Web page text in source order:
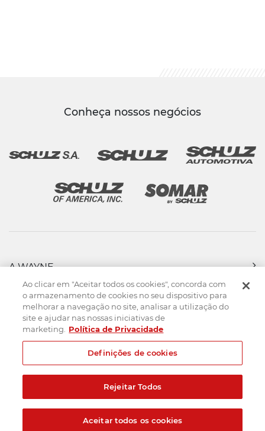
Conheça nossos negócios
A WAYNE
PRODUTOS
FORÇA DE VENDAS
ASSISTÊNCIA TÉCNICA
DOWNLOADS
CONTATO
Mapa do Site Termos de uso Política de privacidade
Created by
Ao clicar em "Aceitar todos os cookies", concorda com
o armazenamento de cookies no seu dispositivo para
melhorar a navegação no site, analisar a utilização do
site e ajudar nas nossas iniciativas de
marketing.
Política de Privacidade
Definições de cookies
Rejeitar Todos
Aceitar todos os cookies